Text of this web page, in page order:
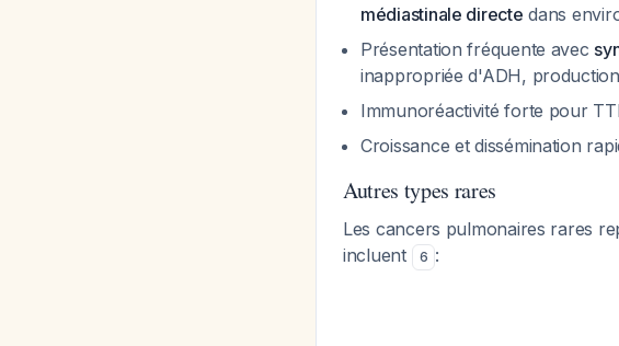
médiastinale directe dans
Présentation fréquente avec
inappropriée d'ADH,
Immunoréactivité forte pour
Croissance et dissémination
Autres types rares
Les cancers pulmonaires rares
incluent
6 :